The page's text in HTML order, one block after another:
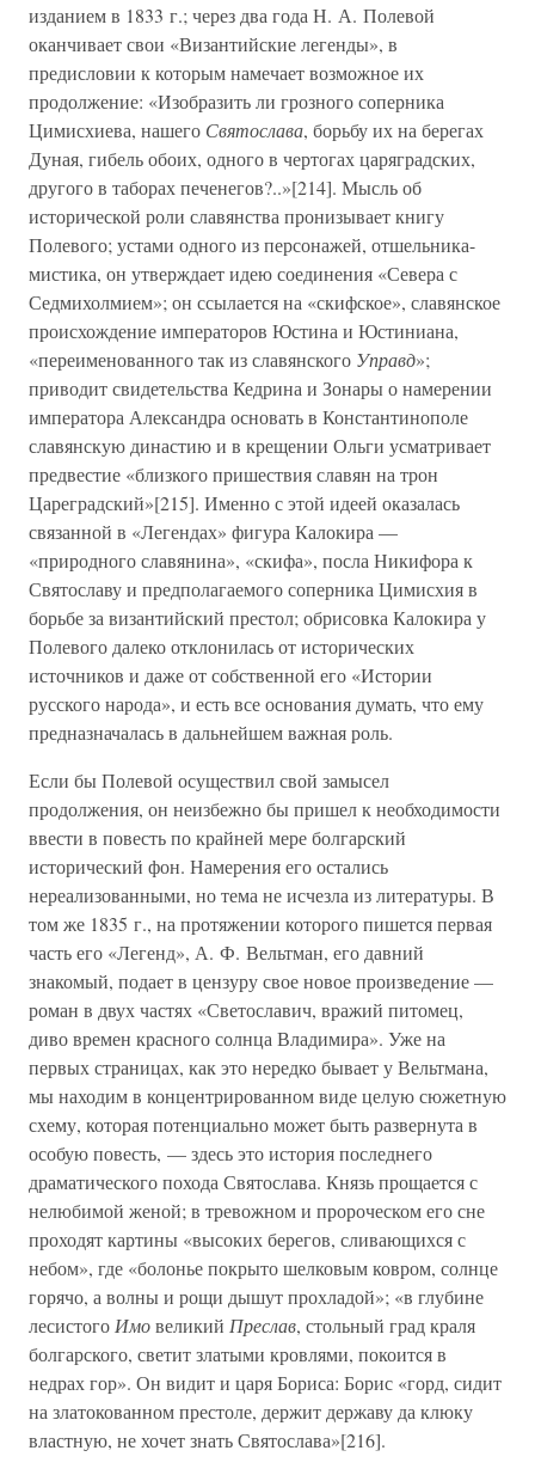
изданием в 1833 г.; через два года Н. А. Полевой
оканчивает свои «Византийские легенды», в
предисловии к которым намечает возможное их
продолжение: «Изобразить ли грозного соперника
Цимисхиева, нашего Святослава, борьбу их на берегах
Дуная, гибель обоих, одного в чертогах царяградских,
другого в таборах печенегов?..»[214]. Мысль об
исторической роли славянства пронизывает книгу
Полевого; устами одного из персонажей, отшельника-
мистика, он утверждает идею соединения «Севера с
Седмихолмием»; он ссылается на «скифское», славянское
происхождение императоров Юстина и Юстиниана,
«переименованного так из славянского Управд»;
приводит свидетельства Кедрина и Зонары о намерении
императора Александра основать в Константинополе
славянскую династию и в крещении Ольги усматривает
предвестие «близкого пришествия славян на трон
Цареградский»[215]. Именно с этой идеей оказалась
связанной в «Легендах» фигура Калокира —
«природного славянина», «скифа», посла Никифора к
Святославу и предполагаемого соперника Цимисхия в
борьбе за византийский престол; обрисовка Калокира у
Полевого далеко отклонилась от исторических
источников и даже от собственной его «Истории
русского народа», и есть все основания думать, что ему
предназначалась в дальнейшем важная роль.
Если бы Полевой осуществил свой замысел
продолжения, он неизбежно бы пришел к необходимости
ввести в повесть по крайней мере болгарский
исторический фон. Намерения его остались
нереализованными, но тема не исчезла из литературы. В
том же 1835 г., на протяжении которого пишется первая
часть его «Легенд», А. Ф. Вельтман, его давний
знакомый, подает в цензуру свое новое произведение —
роман в двух частях «Светославич, вражий питомец,
диво времен красного солнца Владимира». Уже на
первых страницах, как это нередко бывает у Вельтмана,
мы находим в концентрированном виде целую сюжетную
схему, которая потенциально может быть развернута в
особую повесть, — здесь это история последнего
драматического похода Святослава. Князь прощается с
нелюбимой женой; в тревожном и пророческом его сне
проходят картины «высоких берегов, сливающихся с
небом», где «болонье покрыто шелковым ковром, солнце
горячо, а волны и рощи дышут прохладой»; «в глубине
лесистого Имовеликий Преслав, стольный град краля
болгарского, светит златыми кровлями, покоится в
недрах гор». Он видит и царя Бориса: Борис «горд, сидит
на златокованном престоле, держит державу да клюку
властную, не хочет знать Святослава»[216].